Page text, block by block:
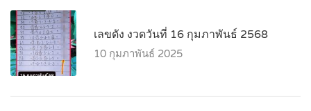
เลขดัง งวดวันที่ 16 กุมภาพันธ์ 2568
10 กุมภาพันธ์ 2025